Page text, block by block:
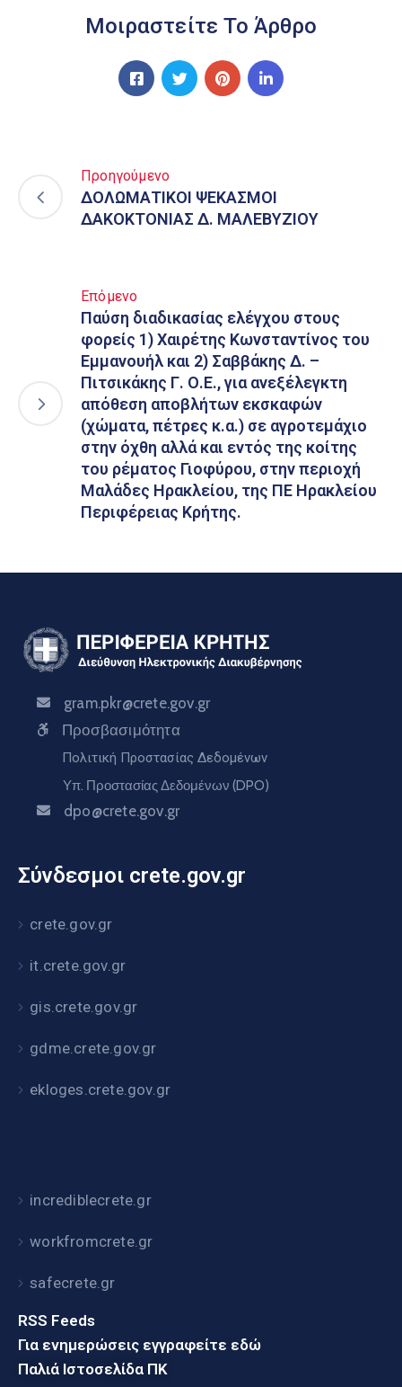
Μοιραστείτε Το Άρθρο
Προηγούμενο
ΔΟΛΩΜΑΤΙΚΟΙ ΨΕΚΑΣΜΟΙ
ΔΑΚΟΚΤΟΝΙΑΣ Δ. ΜΑΛΕΒΥΖΙΟΥ
Επόμενο
Παύση διαδικασίας ελέγχου στους
φορείς 1) Χαιρέτης Κωνσταντίνος του
Εμμανουήλ και 2) Σαββάκης Δ. –
Πιτσικάκης Γ. Ο.Ε., για ανεξέλεγκτη
απόθεση αποβλήτων εκσκαφών
(χώματα, πέτρες κ.α.) σε αγροτεμάχιο
στην όχθη αλλά και εντός της κοίτης
του ρέματος Γιοφύρου, στην περιοχή
Μαλάδες Ηρακλείου, της ΠΕ Ηρακλείου
Περιφέρειας Κρήτης.
gram.pkr@crete.gov.gr
Προσβασιμότητα
Πολιτική Προστασίας Δεδομένων
Υπ. Προστασίας Δεδομένων (DPO)
dpo@crete.gov.gr
Σύνδεσμοι crete.gov.gr
crete.gov.gr
it.crete.gov.gr
gis.crete.gov.gr
gdme.crete.gov.gr
ekloges.crete.gov.gr
incrediblecrete.gr
workfromcrete.gr
safecrete.gr
RSS Feeds
Για ενημερώσεις εγγραφείτε εδώ
Παλιά Ιστοσελίδα ΠΚ